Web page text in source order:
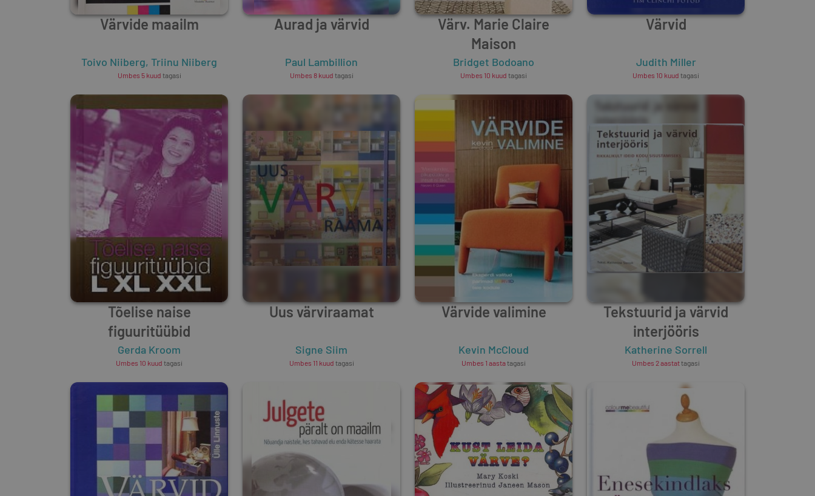
Värvide maailm
Toivo Niiberg, Triinu Niiberg
Umbes 5 kuud tagasi
Aurad ja värvid
Paul Lambillion
Umbes 8 kuud tagasi
Värv. Marie Claire
Maison
Bridget Bodoano
Umbes 10 kuud tagasi
Värvid
Judith Miller
Umbes 10 kuud tagasi
Tõelise naise
figuuritüübid
Gerda Kroom
Umbes 10 kuud tagasi
Uus värviraamat
Signe Siim
Umbes 11 kuud tagasi
Värvide valimine
Kevin McCloud
Umbes 1 aastatagasi
Tekstuurid ja värvid
interjööris
Katherine Sorrell
Umbes 2 aastattagasi